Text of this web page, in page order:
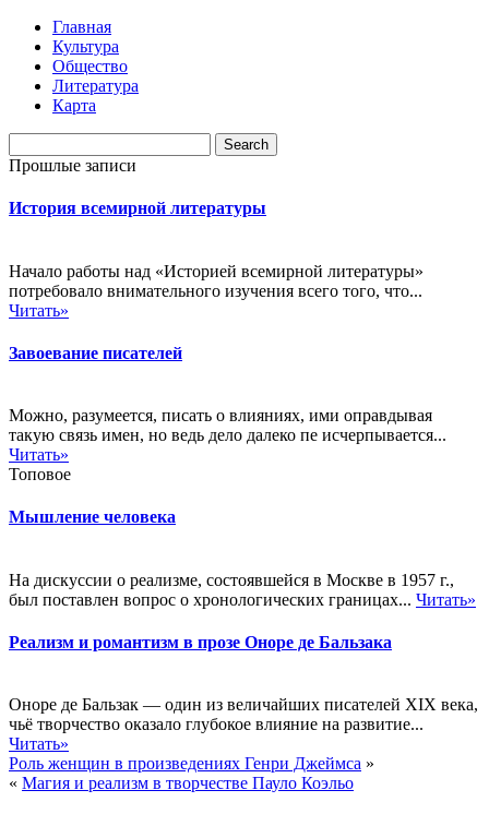
Главная
Культура
Общество
Литература
Карта
Прошлые записи
История всемирной литературы
Начало работы над «Историей всемирной литературы»
потребовало внимательного изучения всего того, что...
Читать»
Завоевание писателей
Можно, разумеется, писать о влияниях, ими оправдывая
такую связь имен, но ведь дело далеко пе исчерпывается...
Читать»
Топовое
Мышление человека
На дискуссии о реализме, состоявшейся в Москве в 1957 г.,
был поставлен вопрос о хронологических границах... Читать»
Реализм и романтизм в прозе Оноре де Бальзака
Оноре де Бальзак — один из величайших писателей XIX века,
чьё творчество оказало глубокое влияние на развитие...
Читать»
Роль женщин в произведениях Генри Джеймса »
« Магия и реализм в творчестве Пауло Коэльо